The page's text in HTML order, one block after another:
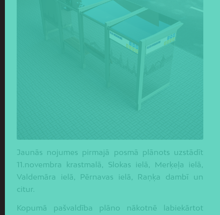
Jaunās nojumes pirmajā posmā plānots uzstādīt
11.novembra krastmalā, Slokas ielā, Merķeļa ielā,
Valdemāra ielā, Pērnavas ielā, Raņķa dambī un
citur.
Kopumā pašvaldība plāno nākotnē labiekārtot